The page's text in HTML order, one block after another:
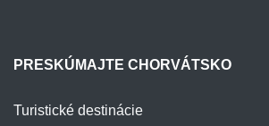
PRESKÚMAJTE CHORVÁTSKO
Turistické destinácie